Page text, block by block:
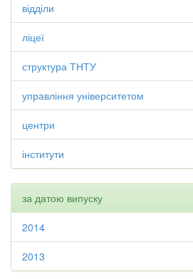
відділи
ліцеї
структура ТНТУ
управління університетом
центри
інститути
за датою випуску
2014
2013